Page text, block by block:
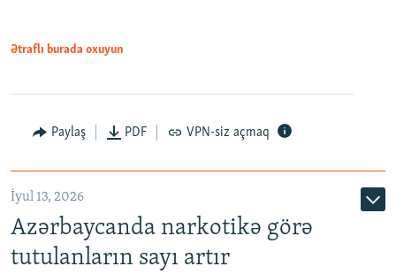
Ətraflı burada oxuyun
Paylaş PDF VPN-siz açmaq
İyul 13, 2026
Azərbaycanda narkotikə görə
tutulanların sayı artır